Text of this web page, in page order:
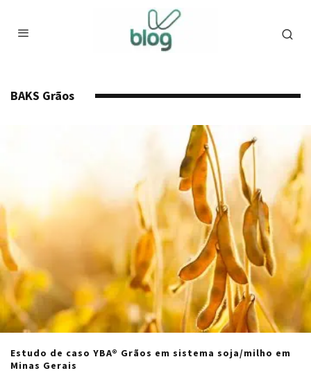
BAKS Grãos
Estudo de caso YBA® Grãos em sistema soja/milho em
Minas Gerais